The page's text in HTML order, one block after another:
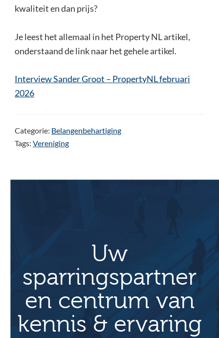
kwaliteit en dan prijs?
Je leest het allemaal in het Property NL artikel,
onderstaand de link naar het gehele artikel.
Interview Sander Groot – PropertyNL februari
2026
Categorie: Belangenbehartiging
Tags: Vereniging
Uw
sparringspartner
en centrum van
kennis & ervaring